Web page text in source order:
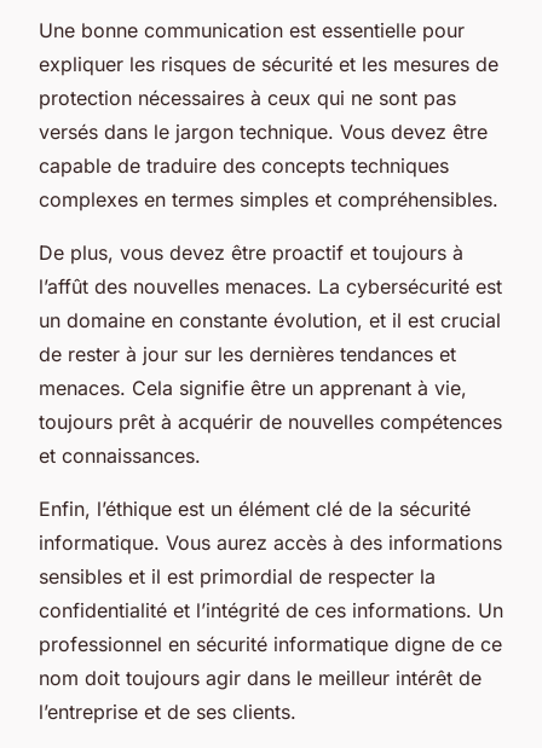
Une bonne communication est essentielle pour
expliquer les risques de sécurité et les mesures de
protection nécessaires à ceux qui ne sont pas
versés dans le jargon technique. Vous devez être
capable de traduire des concepts techniques
complexes en termes simples et compréhensibles.
De plus, vous devez être proactif et toujours à
l’affût des nouvelles menaces. La cybersécurité est
un domaine en constante évolution, et il est crucial
de rester à jour sur les dernières tendances et
menaces. Cela signifie être un apprenant à vie,
toujours prêt à acquérir de nouvelles compétences
et connaissances.
Enfin, l’éthique est un élément clé de la sécurité
informatique. Vous aurez accès à des informations
sensibles et il est primordial de respecter la
confidentialité et l’intégrité de ces informations. Un
professionnel en sécurité informatique digne de ce
nom doit toujours agir dans le meilleur intérêt de
l’entreprise et de ses clients.